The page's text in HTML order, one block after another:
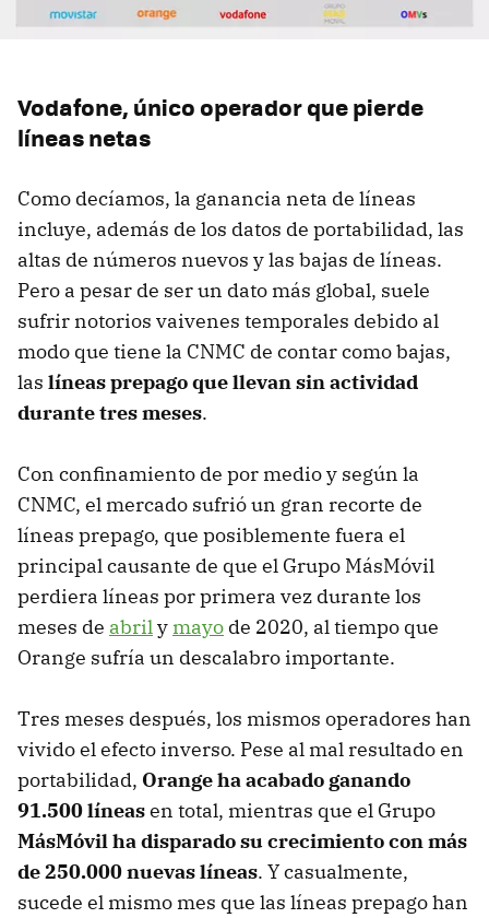
Vodafone, único operador que pierde
líneas netas
Como decíamos, la ganancia neta de líneas
incluye, además de los datos de portabilidad, las
altas de números nuevos y las bajas de líneas.
Pero a pesar de ser un dato más global, suele
sufrir notorios vaivenes temporales debido al
modo que tiene la CNMC de contar como bajas,
las líneas prepago que llevan sin actividad
durante tres meses.
Con confinamiento de por medio y según la
CNMC, el mercado sufrió un gran recorte de
líneas prepago, que posiblemente fuera el
principal causante de que el Grupo MásMóvil
perdiera líneas por primera vez durante los
meses de abril y mayo de 2020, al tiempo que
Orange sufría un descalabro importante.
Tres meses después, los mismos operadores han
vivido el efecto inverso. Pese al mal resultado en
portabilidad, Orange ha acabado ganando
91.500 líneasen total, mientras que el Grupo
MásMóvil ha disparado su crecimiento con más
de 250.000 nuevas líneas. Y casualmente,
sucede el mismo mes que las líneas prepago han